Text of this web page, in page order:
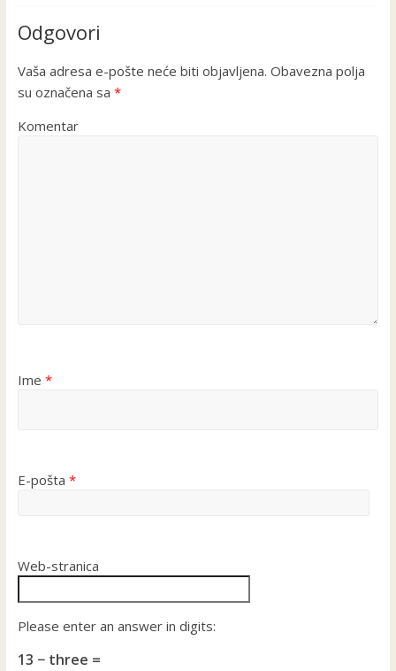
Odgovori
Vaša adresa e-pošte neće biti objavljena. Obavezna polja
su označena sa *
Komentar
Ime *
E-pošta *
Web-stranica
Please enter an answer in digits:
13 − three =